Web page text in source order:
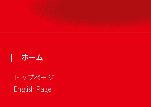
ホーム
トップページ
English Page